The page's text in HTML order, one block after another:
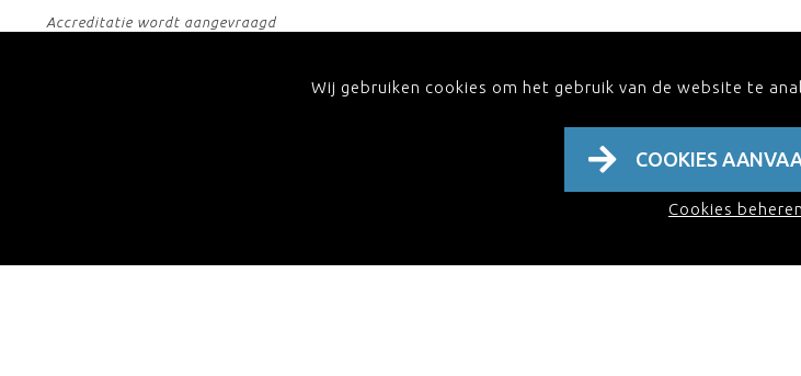
Wij gebruiken cookies om het gebruik van de website te
COOKIES
Cookies beheren
Accreditatie wordt aangevraagd
Inschrijven voor deze activiteit is helaas niet mogelijk. Wilt u wijzigingen
hoogte te blijven van onze activiteiten, schrijf u dan in op onze nieuwsbrief en